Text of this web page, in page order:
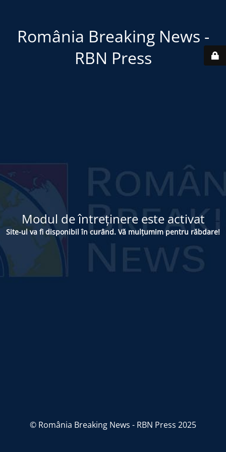
România Breaking News -
RBN Press
Modul de întreținere este activat
Site-ul va fi disponibil în curând. Vă mulțumim pentru răbdare!
© România Breaking News - RBN Press 2025